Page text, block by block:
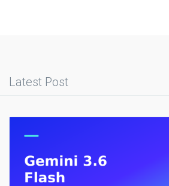
Latest Post